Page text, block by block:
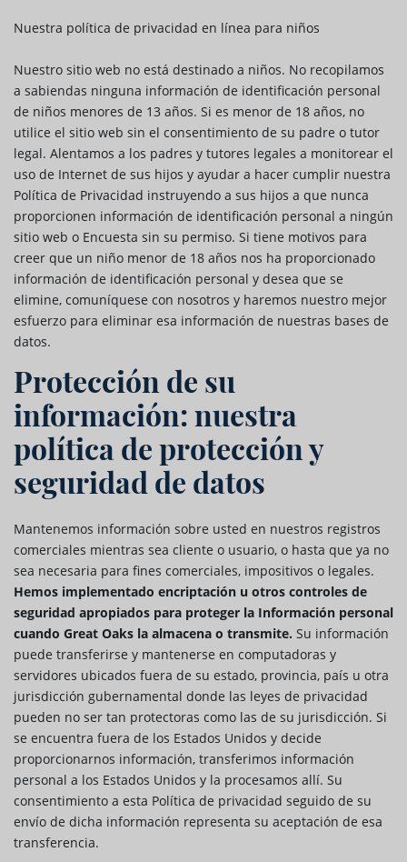
Nuestra política de privacidad en línea para niños
Nuestro sitio web no está destinado a niños. No recopilamos
a sabiendas ninguna información de identificación personal
de niños menores de 13 años. Si es menor de 18 años, no
utilice el sitio web sin el consentimiento de su padre o tutor
legal. Alentamos a los padres y tutores legales a monitorear el
uso de Internet de sus hijos y ayudar a hacer cumplir nuestra
Política de Privacidad instruyendo a sus hijos a que nunca
proporcionen información de identificación personal a ningún
sitio web o Encuesta sin su permiso. Si tiene motivos para
creer que un niño menor de 18 años nos ha proporcionado
información de identificación personal y desea que se
elimine, comuníquese con nosotros y haremos nuestro mejor
esfuerzo para eliminar esa información de nuestras bases de
datos.
Protección de su
información: nuestra
política de protección y
seguridad de datos
Mantenemos información sobre usted en nuestros registros
comerciales mientras sea cliente o usuario, o hasta que ya no
sea necesaria para fines comerciales, impositivos o legales.
Hemos implementado encriptación u otros controles de
seguridad apropiados para proteger la Información personal
cuando Great Oaks la almacena o transmite. Su información
puede transferirse y mantenerse en computadoras y
servidores ubicados fuera de su estado, provincia, país u otra
jurisdicción gubernamental donde las leyes de privacidad
pueden no ser tan protectoras como las de su jurisdicción. Si
se encuentra fuera de los Estados Unidos y decide
proporcionarnos información, transferimos información
personal a los Estados Unidos y la procesamos allí. Su
consentimiento a esta Política de privacidad seguido de su
envío de dicha información representa su aceptación de esa
transferencia.